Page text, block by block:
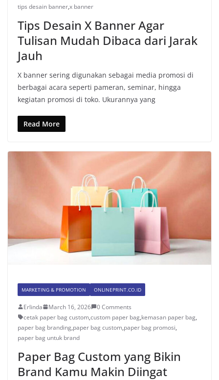
tips desain banner,x banner
Tips Desain X Banner Agar
Tulisan Mudah Dibaca dari Jarak
Jauh
X banner sering digunakan sebagai media promosi di
berbagai acara seperti pameran, seminar, hingga
kegiatan promosi di toko. Ukurannya yang
Read More
MARKETING & PROMOTION ONLINEPRINT.CO.ID
Erlinda March 16, 2026
0 Comments
cetak paper bag custom,custom paper bag,kemasan paper bag,
paper bag branding,paper bag custom,paper bag promosi,
paper bag untuk brand
Paper Bag Custom yang Bikin
Brand Kamu Makin Diingat